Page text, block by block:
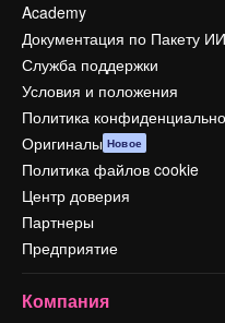
Academy
Документация по Пакету ИИ
Служба поддержки
Условия и положения
Политика
Оригиналы Новое
Политика файлов cookie
Центр доверия
Партнеры
Предприятие
Компания